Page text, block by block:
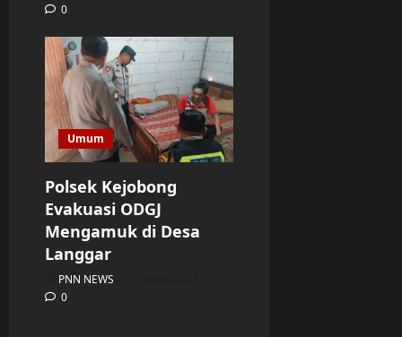
0
Umum
Polsek Kejobong
Evakuasi ODGJ
Mengamuk di Desa
Langgar
PNN NEWS
0